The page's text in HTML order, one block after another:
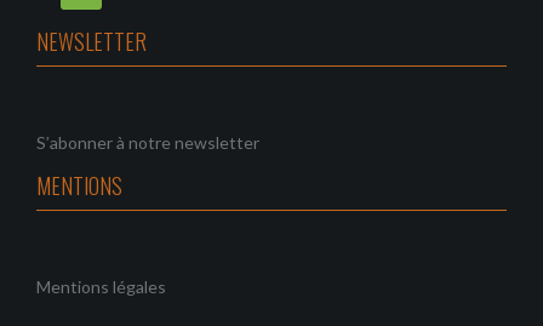
NEWSLETTER
S’abonner à notre newsletter
MENTIONS
Mentions légales